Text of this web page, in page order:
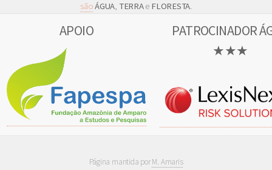
sãoÁGUA, TERRAe FLORESTA.
APOIO
PATROCINADOR
★★★
Página mantida porM. Amaris